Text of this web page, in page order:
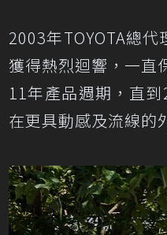
2003年TOYOTA總
獲得熱烈迴響，一直
11年產品週期，直
在更具動感及流線的